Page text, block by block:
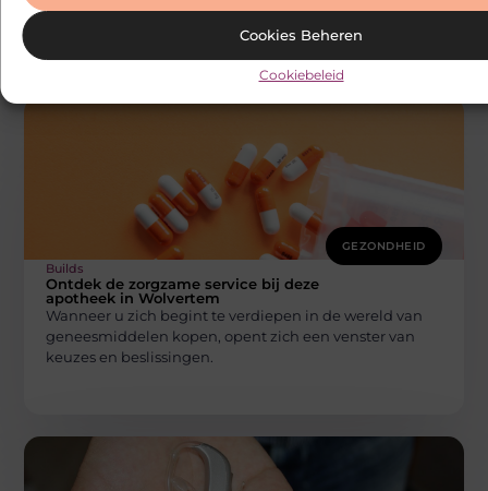
Cookies Beheren
Cookiebeleid
GEZONDHEID
Builds
Ontdek de zorgzame service bij deze
apotheek in Wolvertem
Wanneer u zich begint te verdiepen in de wereld van
geneesmiddelen kopen, opent zich een venster van
keuzes en beslissingen.